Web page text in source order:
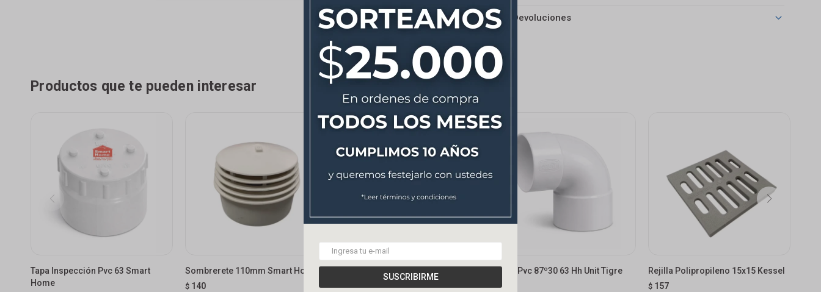
SUSCRIBIRME
Cambios y Devoluciones
Productos que te pueden interesar
Tapa Inspección Pvc 63 Smart
Home
Sombrerete 110mm Smart Home
$ 140 $ 143
Codo Pvc 87º30 63 Hh Unit Tigre
$ 155
Rejilla Polipropileno 15x15 Kessel
$ 157